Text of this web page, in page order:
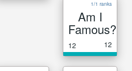
1/1 ranks
Am I
Famous?
12 12